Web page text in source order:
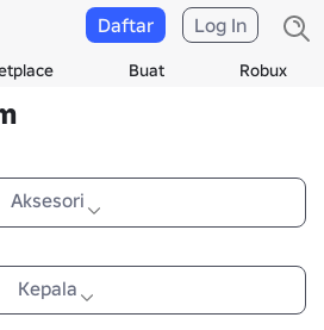
Buat Robux
Daftar Log In
Aksesori
Kepala